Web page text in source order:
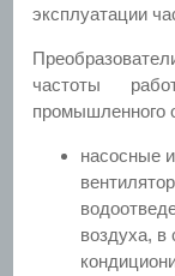
эксплуатации
частоты
промышленного
насосные
воздуха, в